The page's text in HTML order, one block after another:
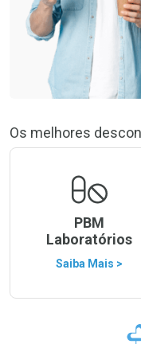
Os melhores
PBM
Laboratórios
Saiba Mais >
Ir